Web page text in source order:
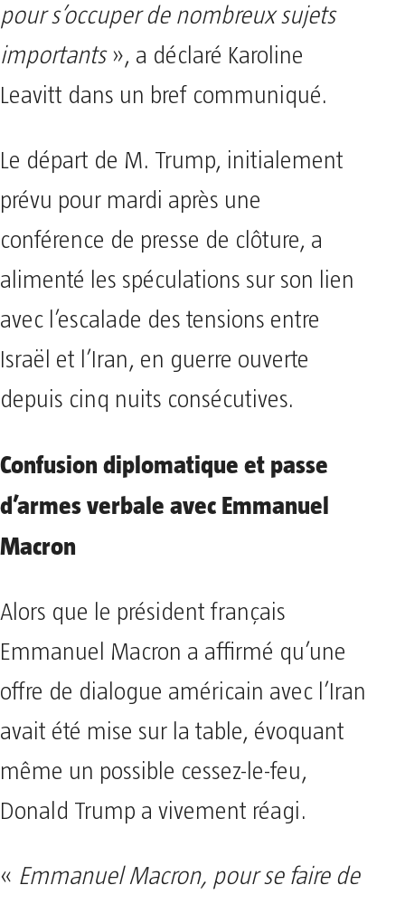
pour s’occuper de nombreux sujets
importants», a déclaré Karoline
Leavitt dans un bref communiqué.
Le départ de M. Trump, initialement
prévu pour mardi après une
conférence de presse de clôture, a
alimenté les spéculations sur son lien
avec l’escalade des tensions entre
Israël et l’Iran, en guerre ouverte
depuis cinq nuits consécutives.
Confusion diplomatique et passe
d’armes verbale avec Emmanuel
Macron
Alors que le président français
Emmanuel Macron a affirmé qu’une
offre de dialogue américain avec l’Iran
avait été mise sur la table, évoquant
même un possible cessez-le-feu,
Donald Trump a vivement réagi.
« Emmanuel Macron, pour se faire de